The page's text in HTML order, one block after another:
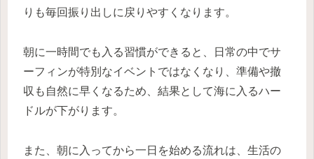
りも毎回振り出しに戻りやすくなります。
朝に一時間でも入る習慣ができると、日常の中でサ
ーフィンが特別なイベントではなくなり、準備や撤
収も自然に早くなるため、結果として海に入るハー
ドルが下がります。
また、朝に入ってから一日を始める流れは、生活の